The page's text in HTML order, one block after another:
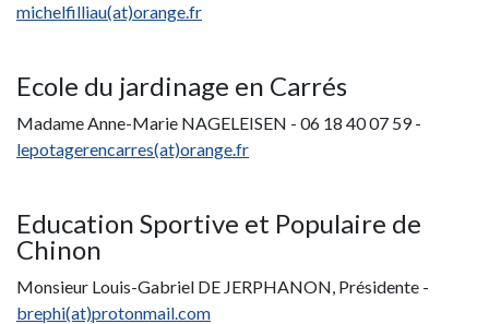
michelfilliau(at)orange.fr
Ecole du jardinage en Carrés
Madame Anne-Marie NAGELEISEN - 06 18 40 07 59 -
lepotagerencarres(at)orange.fr
Education Sportive et Populaire de
Chinon
Monsieur Louis-Gabriel DE JERPHANON, Présidente -
brephi(at)protonmail.com